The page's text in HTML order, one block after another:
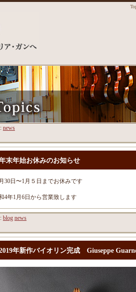
news
末年始お休みのお知らせ
30日〜1月５日までお休みです
4年1月6日から営業致します
blog news
年新作バイオリン完成 Giuseppe